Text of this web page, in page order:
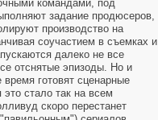
командами, под
задание продюсеров,
производство на
соучастием в съемках и
далеко не все
отснятые эпизоды. Но и
готовят сценарные
стало так на всем
скоро перестанет